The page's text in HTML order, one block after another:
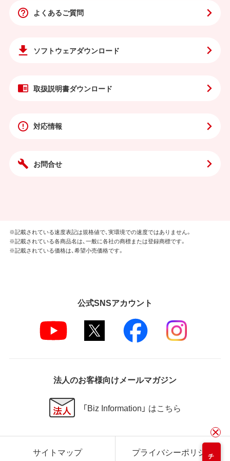
よくあるご質問
ソフトウェアダウンロード
取扱説明書ダウンロード
対応情報
お問合せ
※記載されている速度表記は規格値で、実環境での速度ではありません。
※記載されている各商品名は、一般に各社の商標または登録商標です。
※記載されている価格は、希望小売価格です。
公式SNSアカウント
法人のお客様向けメールマガジン
「Biz Information」 はこちら
サイトマップ プライバシーポリシー